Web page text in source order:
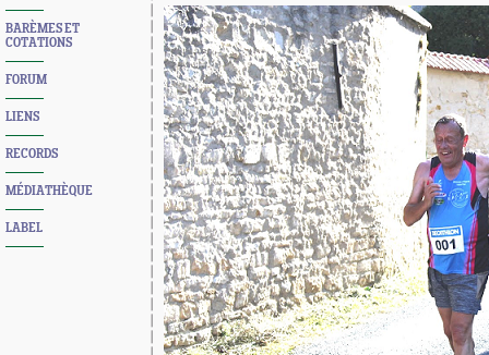
BARÈMES ET
COTATIONS
FORUM
LIENS
RECORDS
MÉDIATHÈQUE
LABEL